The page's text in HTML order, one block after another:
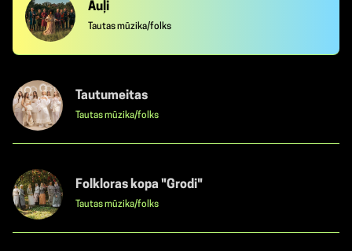
Auļi
Tautas mūzika/folks
Tautumeitas
Tautas mūzika/folks
Folkloras kopa "Grodi"
Tautas mūzika/folks